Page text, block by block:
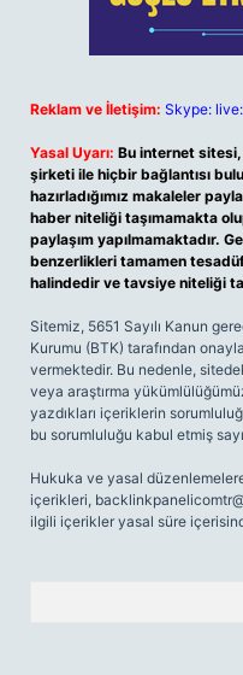
Reklam ve İletişim: Skype:
Yasal Uyarı: Bu internet
şirketi ile hiçbir bağlantısı
hazırladığımız makaleler
haber niteliği taşımamakta
paylaşım yapılmamaktadır.
benzerlikleri tamamen
halindedir ve tavsiye niteliği
Sitemiz, 5651 Sayılı Kanun
Kurumu (BTK) tarafından
vermektedir. Bu nedenle,
veya araştırma
yazdıkları içeriklerin
bu sorumluluğu kabul etmiş
Hukuka ve yasal
içerikleri,
ilgili içerikler yasal süre